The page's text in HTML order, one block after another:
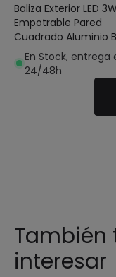
Baliza Exterior LED 3W
Empotrable Pared
Cuadrado Aluminio
EllisEn Stock, entrega
24/48h
También
interesar